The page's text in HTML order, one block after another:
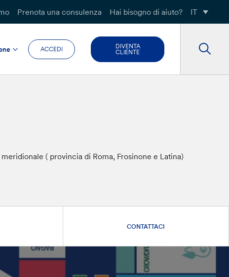
Prenota una consulenza Hai bisogno di aiuto? IT
ACCEDI
DIVENTA
CLIENTE
( provincia di Roma, Frosinone e Latina)
CONTATTACI